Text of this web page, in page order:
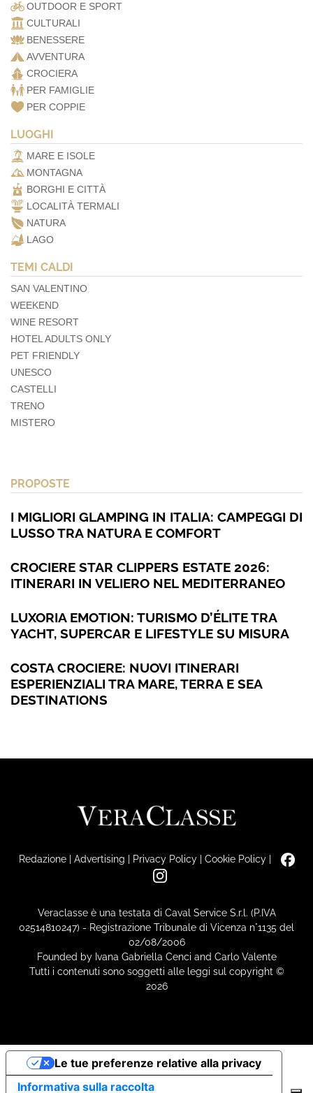
OUTDOOR E SPORT
CULTURALI
BENESSERE
AVVENTURA
CROCIERA
PER FAMIGLIE
PER COPPIE
LUOGHI
MARE E ISOLE
MONTAGNA
BORGHI E CITTÀ
LOCALITÀ TERMALI
NATURA
LAGO
TEMI CALDI
SAN VALENTINO
WEEKEND
WINE RESORT
HOTEL ADULTS ONLY
PET FRIENDLY
UNESCO
CASTELLI
TRENO
MISTERO
PROPOSTE
I MIGLIORI GLAMPING IN ITALIA: CAMPEGGI DI
LUSSO TRA NATURA E COMFORT
CROCIERE STAR CLIPPERS ESTATE 2026:
ITINERARI IN VELIERO NEL MEDITERRANEO
LUXORIA EMOTION: TURISMO D’ÉLITE TRA
YACHT, SUPERCAR E LIFESTYLE SU MISURA
COSTA CROCIERE: NUOVI ITINERARI
ESPERIENZIALI TRA MARE, TERRA E SEA
DESTINATIONS
Redazione| Advertising | Privacy Policy| Cookie Policy|
Veraclasse è una testata di Caval Service S.r.l. (P.IVA
02514810247) - Registrazione Tribunale di Vicenza n°1135 del
02/08/2006
Founded by Ivana Gabriella Cenci and Carlo Valente
Tutti i contenuti sono soggetti alle leggi sul copyright ©
2026
Informativa sulla raccolta
Le tue preferenze relative alla privacy